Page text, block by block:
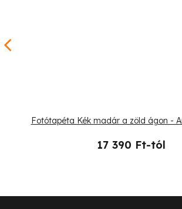
Fotótapéta Kék madár a zöld ágon -
17 390 Ft-tól